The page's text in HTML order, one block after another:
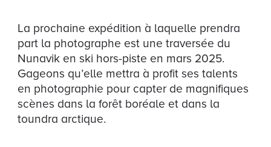
La prochaine expédition à laquelle prendra
part la photographe est une traversée du
Nunavik en ski hors-piste en mars 2025.
Gageons qu’elle mettra à profit ses talents
en photographie pour capter de magnifiques
scènes dans la forêt boréale et dans la
toundra arctique.